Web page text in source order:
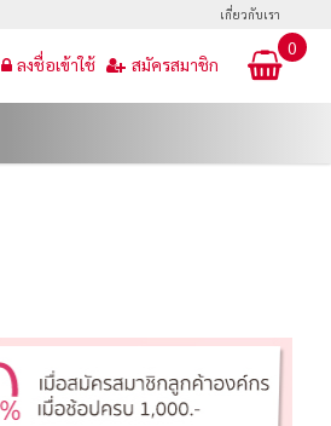
เกี่ยวกับเรา
0
ลงชื่อเข้าใช้ สมัครสมาชิก